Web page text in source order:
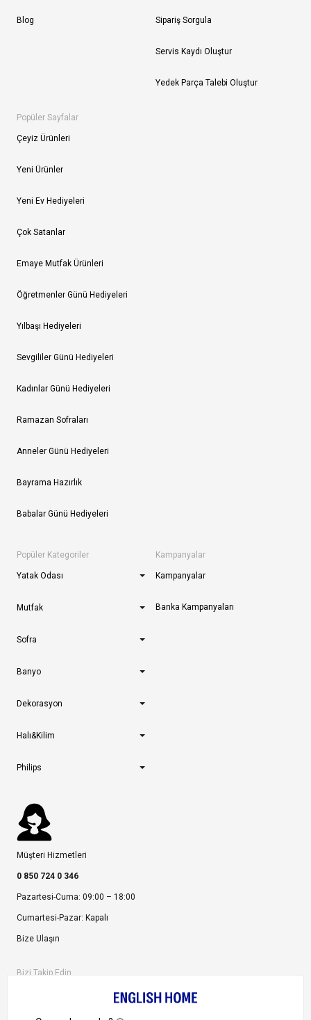
Blog Sipariş Sorgula
Servis Kaydı Oluştur
Yedek Parça Talebi Oluştur
Popüler Sayfalar
Çeyiz Ürünleri
Yeni Ürünler
Yeni Ev Hediyeleri
Çok Satanlar
Emaye Mutfak Ürünleri
Öğretmenler Günü Hediyeleri
Yılbaşı Hediyeleri
Sevgililer Günü Hediyeleri
Kadınlar Günü Hediyeleri
Ramazan Sofraları
Anneler Günü Hediyeleri
Bayrama Hazırlık
Babalar Günü Hediyeleri
Popüler Kategoriler
Yatak Odası
Mutfak
Sofra
Banyo
Dekorasyon
Halı&Kilim
Philips
Kampanyalar
Kampanyalar
Banka Kampanyaları
Müşteri Hizmetleri
0 850 724 0 346
Pazartesi-Cuma: 09:00 – 18:00
Cumartesi-Pazar: Kapalı
Bize Ulaşın
Bizi Takip Edin